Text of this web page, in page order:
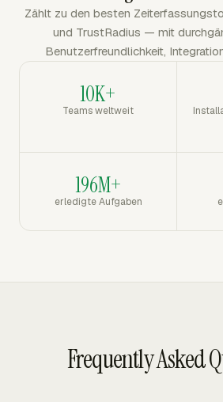
Zählt zu den besten
und TrustRadius — mit
Benutzerfreundlichkeit,
10K+
Teams weltweit
196M+
erledigte Aufgaben
Frequently Asked